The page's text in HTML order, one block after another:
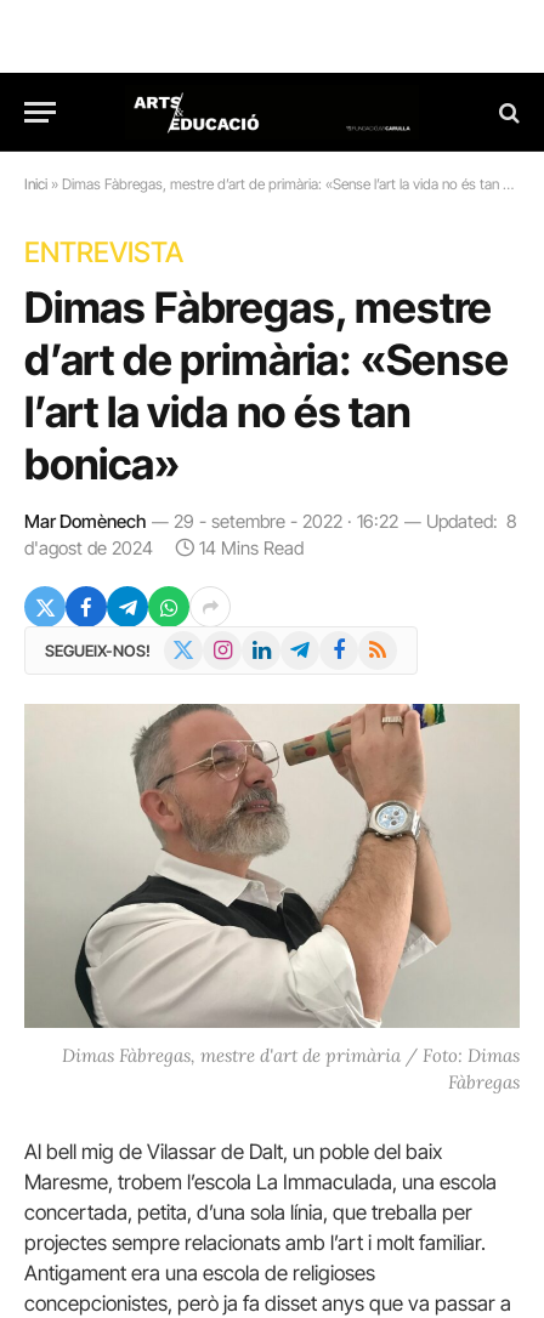
Inici » Dimas Fàbregas, mestre d’art de primària: «Sense l’art la vida no és tan bonica»
ENTREVISTA
Dimas Fàbregas, mestre
d’art de primària: «Sense
l’art la vida no és tan
bonica»
Mar Domènech 29 - setembre - 2022 · 16:22 Updated: 8
d'agost de 2024
14 Mins Read
SEGUEIX-NOS! InstagramLinkedInTelegramFacebook
RSS
Dimas Fàbregas, mestre d'art de primària / Foto: Dimas
Fàbregas
Al bell mig de Vilassar de Dalt, un poble del baix
Maresme, trobem l’escola La Immaculada, una escola
concertada, petita, d’una sola línia, que treballa per
projectes sempre relacionats amb l’art i molt familiar.
Antigament era una escola de religioses
concepcionistes, però ja fa disset anys que va passar a